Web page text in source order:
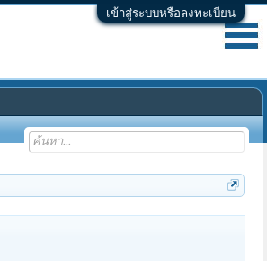
เข้าสู่ระบบหรือลงทะเบียน